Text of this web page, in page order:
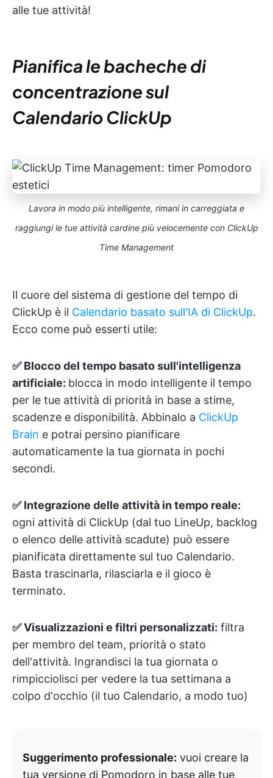
alle tue attività!
Pianifica le bacheche di
concentrazione sul
Calendario ClickUp
Lavora in modo più intelligente, rimani in carreggiata e
raggiungi le tue attività cardine più velocemente con ClickUp
Time Management
Il cuore del sistema di gestione del tempo di
ClickUp è il Calendario basato sull'IA di ClickUp.
Ecco come può esserti utile:
✅ Blocco del tempo basato sull'intelligenza
artificiale: blocca in modo intelligente il tempo
per le tue attività di priorità in base a stime,
scadenze e disponibilità. Abbinalo a ClickUp
Brain e potrai persino pianificare
automaticamente la tua giornata in pochi
secondi.
✅ Integrazione delle attività in tempo reale:
ogni attività di ClickUp (dal tuo LineUp, backlog
o elenco delle attività scadute) può essere
pianificata direttamente sul tuo Calendario.
Basta trascinarla, rilasciarla e il gioco è
terminato.
✅ Visualizzazioni e filtri personalizzati: filtra
per membro del team, priorità o stato
dell'attività. Ingrandisci la tua giornata o
rimpicciolisci per vedere la tua settimana a
colpo d'occhio (il tuo Calendario, a modo tuo)
Suggerimento professionale: vuoi creare la
tua versione di Pomodoro in base alle tue